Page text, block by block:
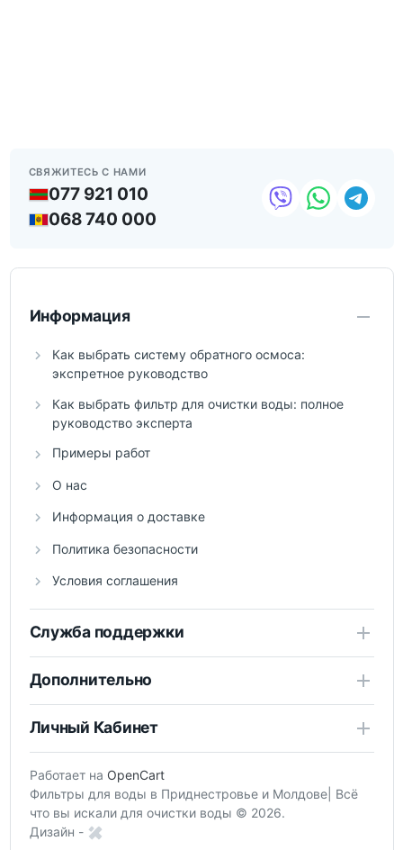
СВЯЖИТЕСЬ С НАМИ
077 921 010
068 740 000
Информация
Как выбрать систему обратного осмоса:
экспретное руководство
Как выбрать фильтр для очистки воды: полное
руководство эксперта
Примеры работ
О нас
Информация о доставке
Политика безопасности
Условия соглашения
Служба поддержки
Дополнительно
Личный Кабинет
Работает на OpenCart
Фильтры для воды в Приднестровье и Молдове| Всё
что вы искали для очистки воды © 2026.
Дизайн -